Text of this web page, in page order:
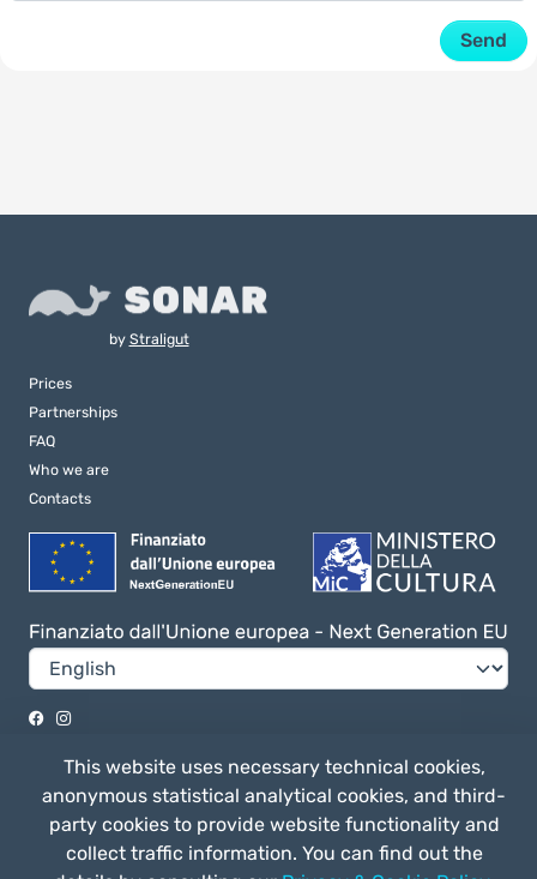
Send
by Straligut
Prices
Partnerships
FAQ
Who we are
Contacts
General terms of use
Straligut Associazione Impresa Sociale - Via Villa Canina 63/a 53014,
This website uses necessary technical cookies,
anonymous statistical analytical cookies, and third-
party cookies to provide website functionality and
collect traffic information. You can find out the